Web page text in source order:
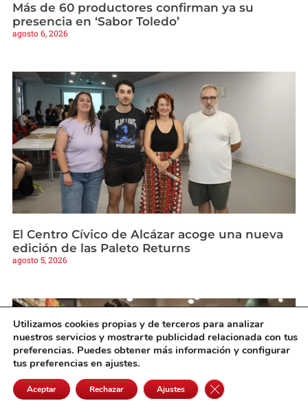
Más de 60 productores confirman ya su
presencia en ‘Sabor Toledo’
agosto 6, 2026
El Centro Cívico de Alcázar acoge una nueva
edición de las Paleto Returns
agosto 5, 2026
Utilizamos cookies propias y de terceros para analizar
nuestros servicios y mostrarte publicidad relacionada con tus
preferencias. Puedes obtener más información y configurar
tus preferencias en ajustes.
Aceptar Rechazar Ajustes Cerrar el banner de